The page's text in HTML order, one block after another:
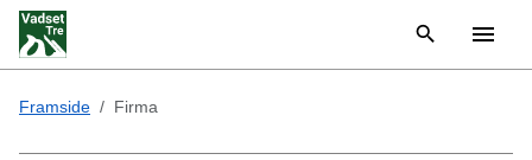
Framside Firma